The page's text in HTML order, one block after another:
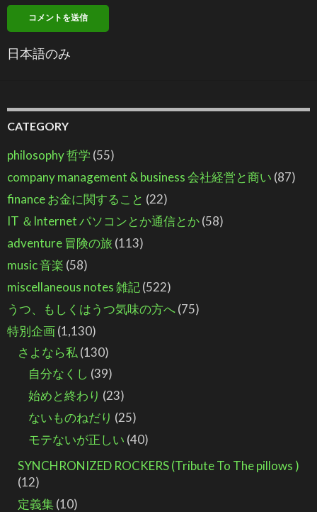
日本語のみ
CATEGORY
philosophy 哲学 (55)
company management & business 会社経営と商い (87)
finance お金に関すること (22)
IT ＆Internet パソコンとか通信とか(58)
adventure 冒険の旅 (113)
music 音楽 (58)
miscellaneous notes 雑記(522)
うつ、もしくはうつ気味の方へ(75)
特別企画(1,130)
さよなら私 (130)
自分なくし (39)
始めと終わり (23)
ないものねだり (25)
モテないが正しい (40)
SYNCHRONIZED ROCKERS (Tribute To The pillows )
(12)
定義集(10)